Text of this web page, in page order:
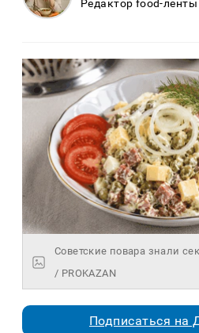
Редактор food-ленты
Советские повара знали
/ PROKAZAN
Подписаться на